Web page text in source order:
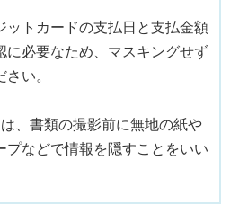
ットカードの支払日と支払金額
に必要なため、マスキングせず
い。
、書類の撮影前に無地の紙や
プなどで情報を隠すことをいい